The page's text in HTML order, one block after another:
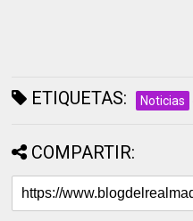
ETIQUETAS: Noticias
COMPARTIR: